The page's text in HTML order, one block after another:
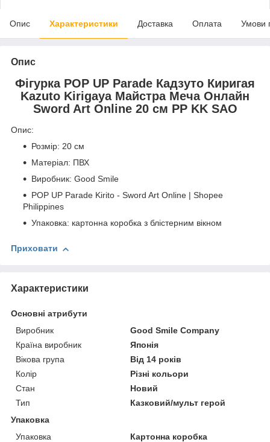
Опис Характеристики Доставка Оплата Умови
Опис
Фігурка POP UP Parade Кадзуто Киригая
Kazuto Kirigaya Майстра Меча Онлайн
Sword Art Online 20 см PP KK SAO
Опис:
Розмір: 20 см
Матеріал: ПВХ
Виробник: Good Smile
POP UP Parade Kirito - Sword Art Online | Shopee
Philippines
Упаковка: картонна коробка з блістерним вікном
Приховати
Характеристики
Основні атрибути
Виробник
Good Smile Company
Країна виробник
Японія
Вікова група
Від 14 років
Колір
Різні кольори
Стан
Новий
Тип
Казковий/мульт герой
Упаковка
Упаковка
Картонна коробка